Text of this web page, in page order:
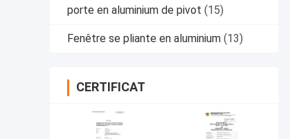
porte en aluminium de pivot (15)
Fenêtre se pliante en aluminium (13)
CERTIFICAT